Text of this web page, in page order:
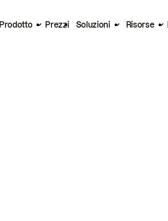
Prodotto Prezzi Soluzioni Risorse